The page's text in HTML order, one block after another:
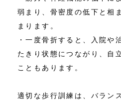
弱まり、骨密度の低下と相
まります。
・一度骨折すると、入院や
たきり状態につながり、自
こともあります。
適切な歩行訓練は、バラン